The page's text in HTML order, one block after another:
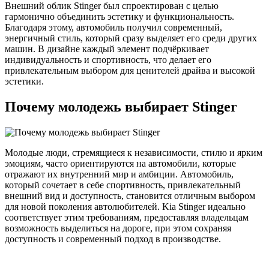
Внешний облик Stinger был спроектирован с целью
гармонично объединить эстетику и функциональность.
Благодаря этому, автомобиль получил современный,
энергичный стиль, который сразу выделяет его среди других
машин. В дизайне каждый элемент подчёркивает
индивидуальность и спортивность, что делает его
привлекательным выбором для ценителей драйва и высокой
эстетики.
Почему молодежь выбирает Stinger
Молодые люди, стремящиеся к независимости, стилю и ярким
эмоциям, часто ориентируются на автомобили, которые
отражают их внутренний мир и амбиции. Автомобиль,
который сочетает в себе спортивность, привлекательный
внешний вид и доступность, становится отличным выбором
для новой поколения автолюбителей. Kia Stinger идеально
соответствует этим требованиям, предоставляя владельцам
возможность выделиться на дороге, при этом сохраняя
доступность и современный подход в производстве.